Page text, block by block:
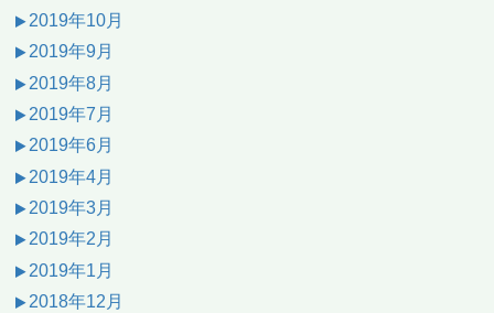
2019年10月
2019年9月
2019年8月
2019年7月
2019年6月
2019年4月
2019年3月
2019年2月
2019年1月
2018年12月